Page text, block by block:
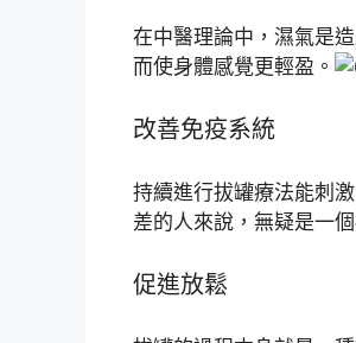
在中醫理論中，濕氣是
而使身體感覺更輕盈。
改善免疫系統
持續進行拔罐療法能刺
差的人來說，無疑是一個
促進放鬆